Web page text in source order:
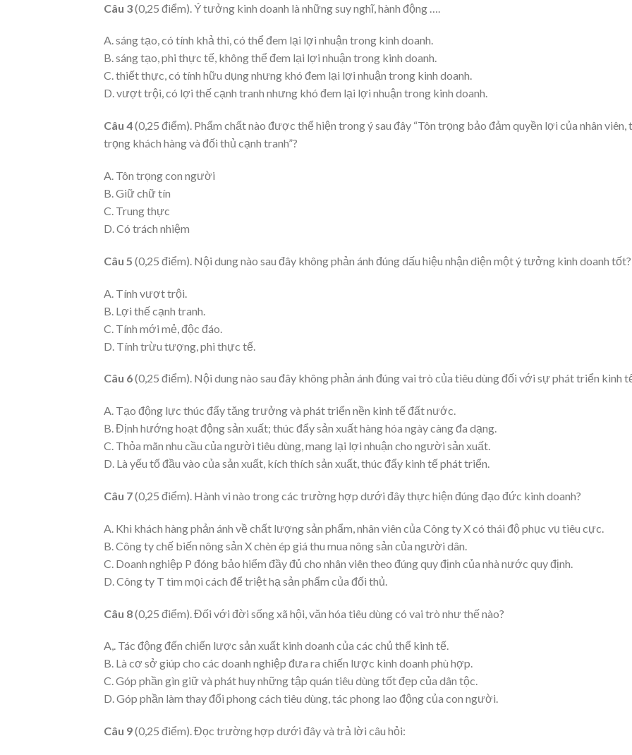
Câu 3(0,25 điểm). Ý tưởng kinh doanh là những suy nghĩ, hành động ….
A. sáng tạo, có tính khả thi, có thể đem lại lợi nhuận trong kinh doanh.
B. sáng tạo, phi thực tế, không thể đem lại lợi nhuận trong kinh doanh.
C. thiết thực, có tính hữu dụng nhưng khó đem lại lợi nhuận trong kinh doanh.
D. vượt trội, có lợi thế cạnh tranh nhưng khó đem lại lợi nhuận trong kinh doanh.
Câu 4(0,25 điểm). Phẩm chất nào được thể hiện trong ý sau đây “Tôn trọng bảo đảm quyền lợi của nhân viên,
trọng khách hàng và đối thủ cạnh tranh”?
A. Tôn trọng con người
B. Giữ chữ tín
C. Trung thực
D. Có trách nhiệm
Câu 5 (0,25 điểm). Nội dung nào sau đây không phản ánh đúng dấu hiệu nhận diện một ý tưởng kinh doanh tốt?
A. Tính vượt trội.
B. Lợi thế cạnh tranh.
C. Tính mới mẻ, độc đáo.
D. Tính trừu tượng, phi thực tế.
Câu 6(0,25 điểm). Nội dung nào sau đây không phản ánh đúng vai trò của tiêu dùng đối với sự phát triển kinh
A. Tạo động lực thúc đẩy tăng trưởng và phát triển nền kinh tế đất nước.
B. Định hướng hoạt động sản xuất; thúc đẩy sản xuất hàng hóa ngày càng đa dạng.
C. Thỏa mãn nhu cầu của người tiêu dùng, mang lại lợi nhuận cho người sản xuất.
D. Là yếu tố đầu vào của sản xuất, kích thích sản xuất, thúc đẩy kinh tế phát triển.
Câu 7(0,25 điểm). Hành vi nào trong các trường hợp dưới đây thực hiện đúng đạo đức kinh doanh?
A. Khi khách hàng phản ánh về chất lượng sản phẩm, nhân viên của Công ty X có thái độ phục vụ tiêu cực.
B. Công ty chế biến nông sản X chèn ép giá thu mua nông sản của người dân.
C. Doanh nghiệp P đóng bảo hiểm đầy đủ cho nhân viên theo đúng quy định của nhà nước quy định.
D. Công ty T tìm mọi cách để triệt hạ sản phẩm của đối thủ.
Câu 8(0,25 điểm). Đối với đời sống xã hội, văn hóa tiêu dùng có vai trò như thế nào?
A,. Tác động đến chiến lược sản xuất kinh doanh của các chủ thể kinh tế.
B. Là cơ sở giúp cho các doanh nghiệp đưa ra chiến lược kinh doanh phù hợp.
C. Góp phần gìn giữ và phát huy những tập quán tiêu dùng tốt đẹp của dân tộc.
D. Góp phần làm thay đổi phong cách tiêu dùng, tác phong lao động của con người.
Câu 9(0,25 điểm). Đọc trường hợp dưới đây và trả lời câu hỏi: